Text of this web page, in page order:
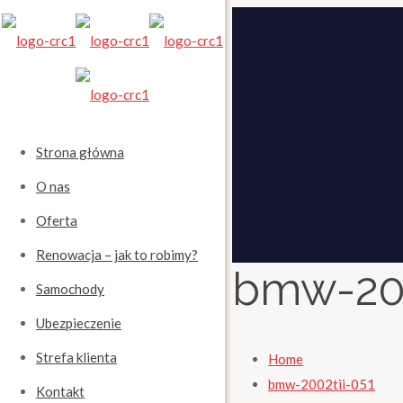
Strona główna
O nas
Oferta
Renowacja – jak to robimy?
Samochody
Ubezpieczenie
Strefa klienta
Kontakt
bmw-
Home
bmw-2002tii-051